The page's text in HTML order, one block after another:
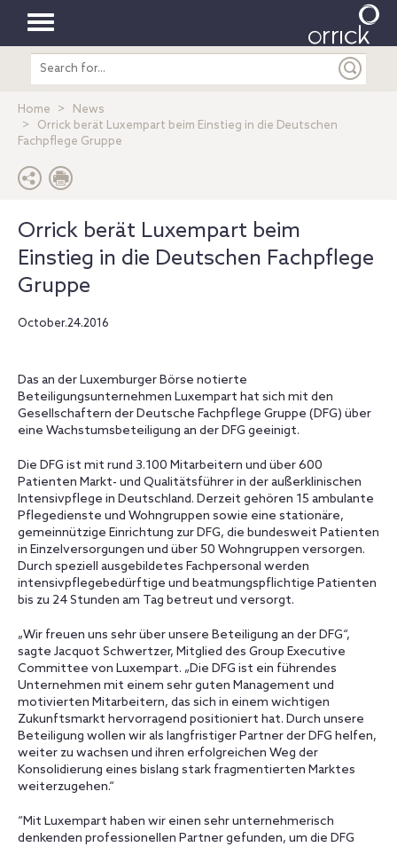
Toggle
navigation
Search
entire
Home
News
Orrick berät Luxempart beim Einstieg in die Deutschen
Fachpflege Gruppe
Orrick berät Luxempart beim
Einstieg in die Deutschen Fachpflege
Gruppe
October.24.2016
Das an der Luxemburger Börse notierte
Beteiligungsunternehmen Luxempart hat sich mit den
Gesellschaftern der Deutsche Fachpflege Gruppe (DFG) über
eine Wachstumsbeteiligung an der DFG geeinigt.
Die DFG ist mit rund 3.100 Mitarbeitern und über 600
Patienten Markt- und Qualitätsführer in der außerklinischen
Intensivpflege in Deutschland. Derzeit gehören 15 ambulante
Pflegedienste und Wohngruppen sowie eine stationäre,
gemeinnützige Einrichtung zur DFG, die bundesweit Patienten
in Einzelversorgungen und über 50 Wohngruppen versorgen.
Durch speziell ausgebildetes Fachpersonal werden
intensivpflegebedürftige und beatmungspflichtige Patienten
bis zu 24 Stunden am Tag betreut und versorgt.
„Wir freuen uns sehr über unsere Beteiligung an der DFG“,
sagte Jacquot Schwertzer, Mitglied des Group Executive
Committee von Luxempart. „Die DFG ist ein führendes
Unternehmen mit einem sehr guten Management und
motivierten Mitarbeitern, das sich in einem wichtigen
Zukunftsmarkt hervorragend positioniert hat. Durch unsere
Beteiligung wollen wir als langfristiger Partner der DFG helfen,
weiter zu wachsen und ihren erfolgreichen Weg der
Konsolidierung eines bislang stark fragmentierten Marktes
weiterzugehen.“
“Mit Luxempart haben wir einen sehr unternehmerisch
denkenden professionellen Partner gefunden, um die DFG